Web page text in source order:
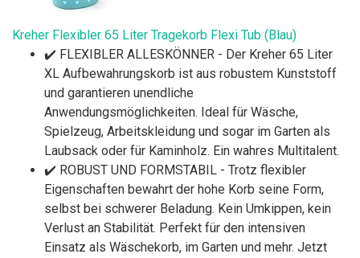
Kreher Flexibler 65 Liter Tragekorb Flexi Tub (Blau)
✔️ FLEXIBLER ALLESKÖNNER - Der Kreher 65 Liter
XL Aufbewahrungskorb ist aus robustem Kunststoff
und garantieren unendliche
Anwendungsmöglichkeiten. Ideal für Wäsche,
Spielzeug, Arbeitskleidung und sogar im Garten als
Laubsack oder für Kaminholz. Ein wahres Multitalent.
✔️ ROBUST UND FORMSTABIL - Trotz flexibler
Eigenschaften bewahrt der hohe Korb seine Form,
selbst bei schwerer Beladung. Kein Umkippen, kein
Verlust an Stabilität. Perfekt für den intensiven
Einsatz als Wäschekorb, im Garten und mehr. Jetzt